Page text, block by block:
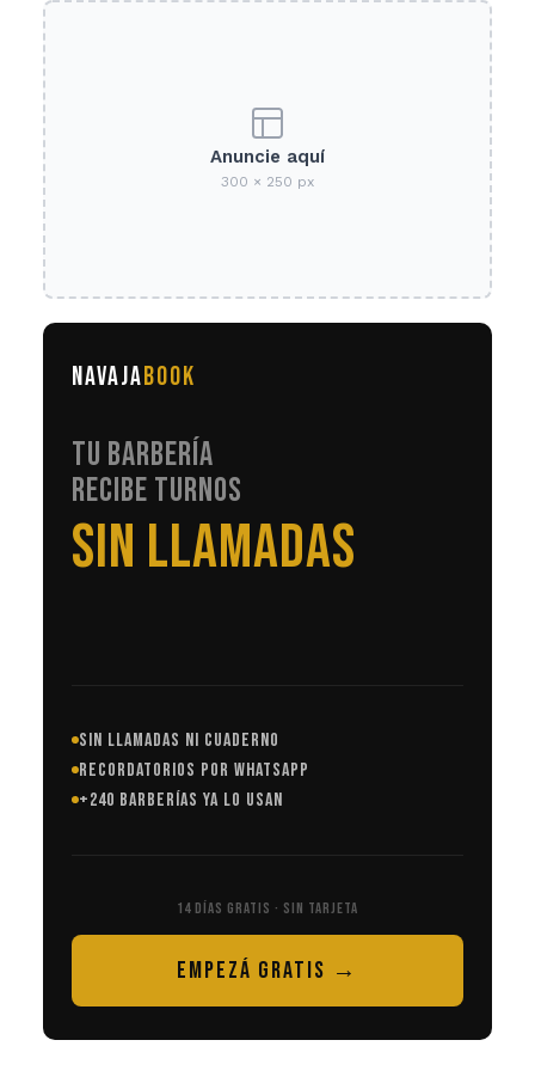
Anuncie aquí
300 × 250 px
NAVAJABOOK
TU BARBERÍA
RECIBE TURNOS
EN AUTOMÁTICO
SIN LLAMADAS NI CUADERNO
RECORDATORIOS POR WHATSAPP
+240 BARBERÍAS YA LO USAN
14 DÍAS GRATIS · SIN TARJETA
EMPEZÁ GRATIS →